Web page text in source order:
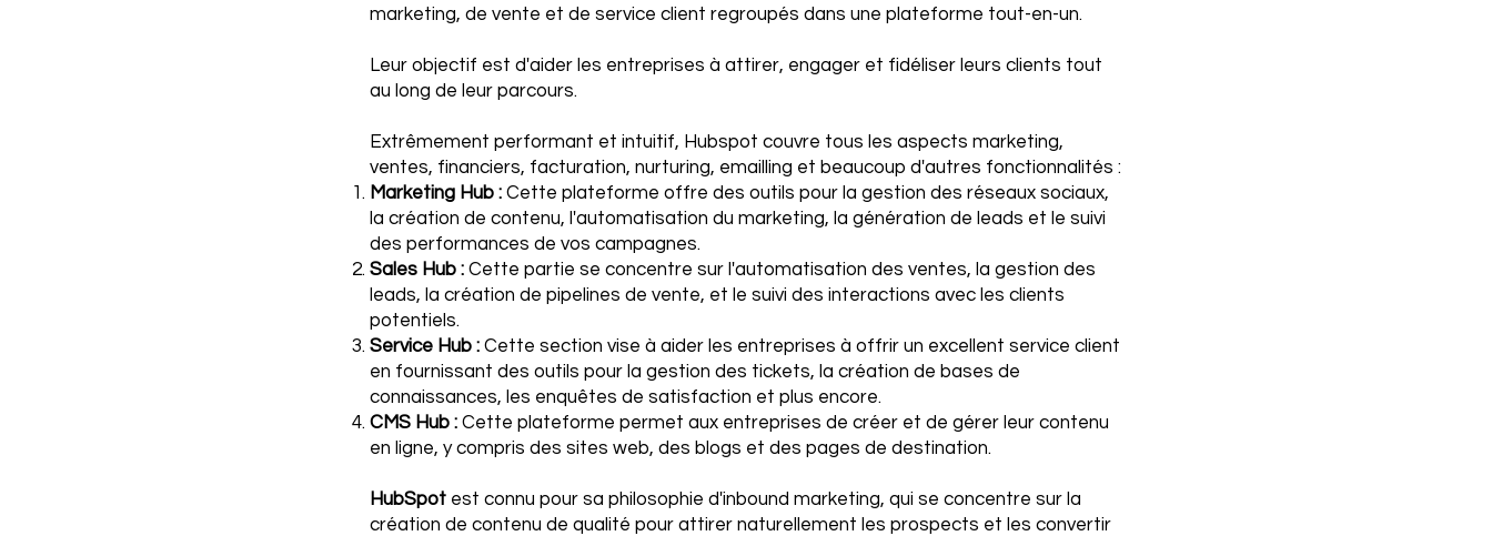
marketing, de vente et de service client regroupés dans une plateforme tout-en-un.
Leur objectif est d'aider les entreprises à attirer, engager et fidéliser leurs clients tout
au long de leur parcours.
Extrêmement performant et intuitif, Hubspot couvre tous les aspects marketing,
ventes, financiers, facturation, nurturing, emailling et beaucoup d'autres fonctionnalités :
Marketing Hub : Cette plateforme offre des outils pour la gestion des réseaux sociaux,
la création de contenu, l'automatisation du marketing, la génération de leads et le suivi
des performances de vos campagnes.
Sales Hub : Cette partie se concentre sur l'automatisation des ventes, la gestion des
leads, la création de pipelines de vente, et le suivi des interactions avec les clients
potentiels.
Service Hub : Cette section vise à aider les entreprises à offrir un excellent service client
en fournissant des outils pour la gestion des tickets, la création de bases de
connaissances, les enquêtes de satisfaction et plus encore.
CMS Hub : Cette plateforme permet aux entreprises de créer et de gérer leur contenu
en ligne, y compris des sites web, des blogs et des pages de destination.
HubSpot est connu pour sa philosophie d'inbound marketing, qui se concentre sur la
création de contenu de qualité pour attirer naturellement les prospects et les convertir